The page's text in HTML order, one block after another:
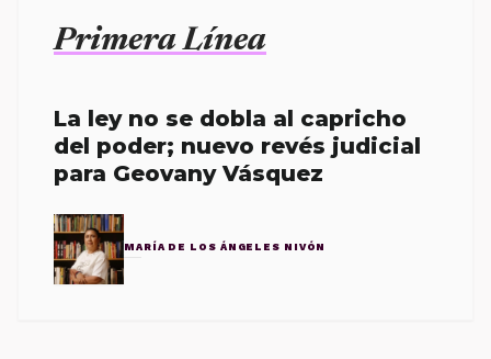
Primera Línea
La ley no se dobla al capricho
del poder; nuevo revés judicial
para Geovany Vásquez
MARÍA DE LOS ÁNGELES NIVÓN